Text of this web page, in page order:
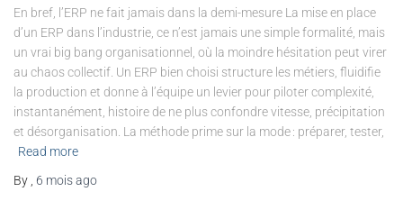
En bref, l’ERP ne fait jamais dans la demi-mesure La mise en place
d’un ERP dans l’industrie, ce n’est jamais une simple formalité, mais
un vrai big bang organisationnel, où la moindre hésitation peut virer
au chaos collectif. Un ERP bien choisi structure les métiers, fluidifie
la production et donne à l’équipe un levier pour piloter complexité,
instantanément, histoire de ne plus confondre vitesse, précipitation
et désorganisation. La méthode prime sur la mode : préparer, tester,
Read more
By , 6 moisago